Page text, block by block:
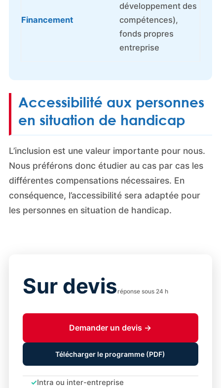
Financement
développement des
compétences),
fonds propres
entreprise
Accessibilité aux personnes
en situation de handicap
L’inclusion est une valeur importante pour nous.
Nous préférons donc étudier au cas par cas les
différentes compensations nécessaires. En
conséquence, l’accessibilité sera adaptée pour
les personnes en situation de handicap.
Sur devisréponse sous 24 h
Demander un devis →
Télécharger le programme (PDF)
Intra ou inter-entreprise